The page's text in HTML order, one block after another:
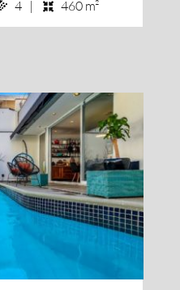
4 banheiros
4 | 460 m²